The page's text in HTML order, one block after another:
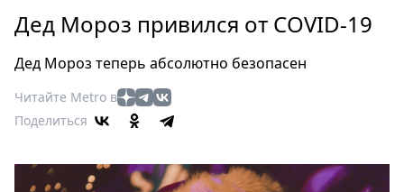
Россия
Здоровье
Еда
Туризм
Театр
Дед Мороз привился от COVID-19
Дед Мороз теперь абсолютно безопасен
Читайте Metro в
Поделиться